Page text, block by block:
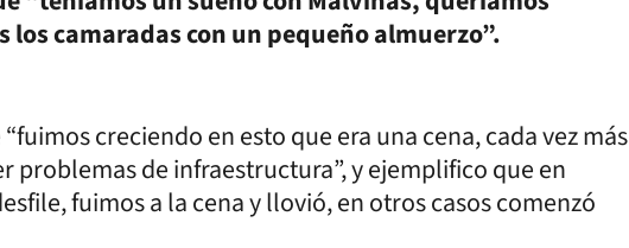
camaradas con un pequeño almuerzo”.
creciendo en esto que era una cena, cada vez más
problemas de infraestructura”, y ejemplifico que en
fuimos a la cena y llovió, en otros casos comenzó